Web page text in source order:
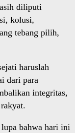
diliputi
kolusi,
tebang pilih,
haruslah
dari para
integritas,
lupa bahwa hari ini